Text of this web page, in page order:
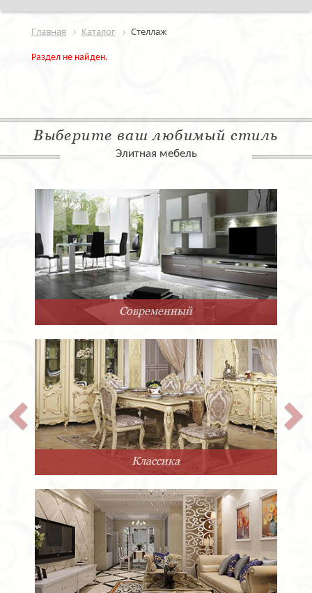
Главная Каталог Стеллаж
Раздел не найден.
Выберите ваш любимый стиль
Элитная мебель
Современный
Классика